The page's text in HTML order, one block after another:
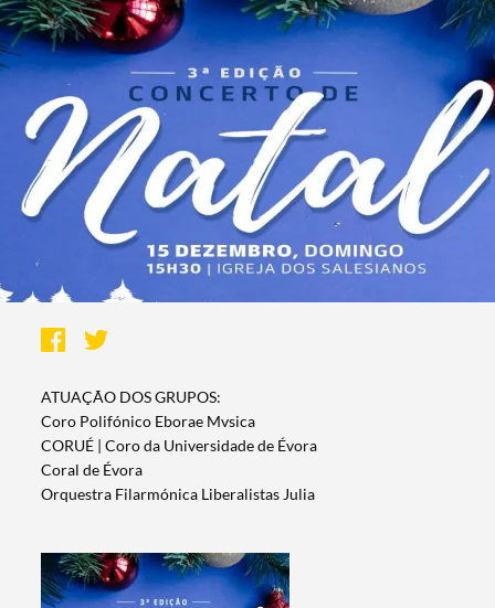
ATUAÇÃO DOS GRUPOS:
Coro Polifónico Eborae Mvsica
CORUÉ | Coro da Universidade de Évora
Coral de Évora
Orquestra Filarmónica Liberalistas Julia